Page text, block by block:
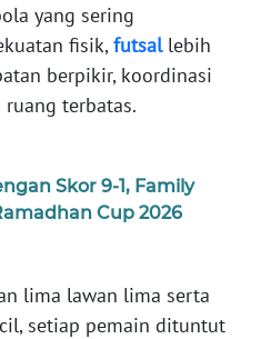
yang sering
fisik,futsallebih
berpikir, koordinasi
terbatas.
Skor 9-1, Family
Cup 2026
lima lawan lima serta
setiap pemain dituntut